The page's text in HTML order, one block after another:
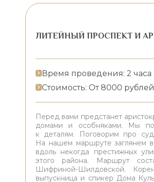
ЛИТЕЙНЫЙ ПРОСПЕКТ И
Время проведения: 2 часа
Стоимость: От 8000 рублей
Перед вами предстанет
домами и особняками. Мы
к деталям. Поговорим про
На нашем маршруте заглянем
вдоль некогда престижных
этого района. Маршрут
Шифриной-Шилдовской.
выпускница и спикер Дома